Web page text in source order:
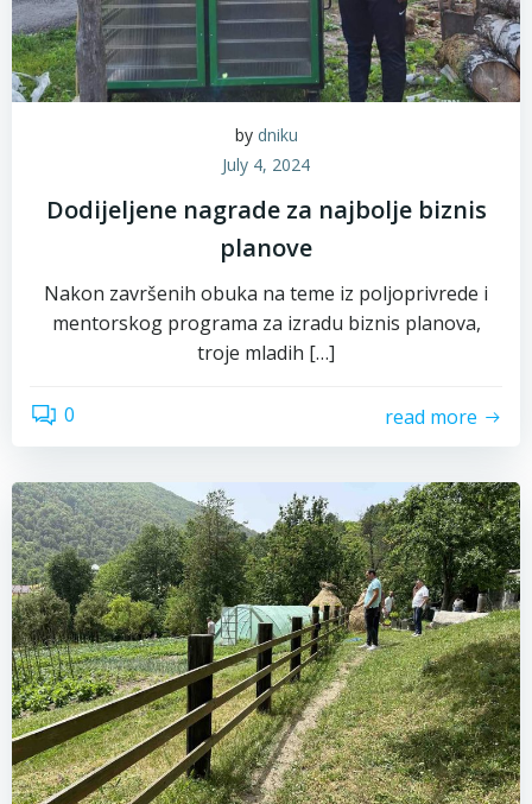
by dniku
July 4, 2024
Dodijeljene nagrade za najbolje biznis
planove
Nakon završenih obuka na teme iz poljoprivrede i
mentorskog programa za izradu biznis planova,
troje mladih […]
0 read more